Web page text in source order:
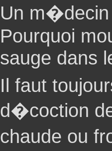
Un
Pourquoi
sauge dans
Il faut
d�coction
chaude ou